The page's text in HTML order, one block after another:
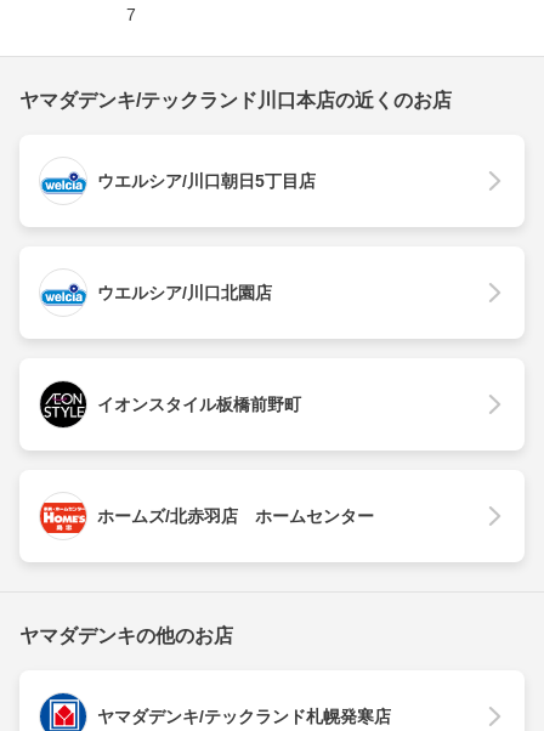
7
ヤマダデンキ/テックランド川口本店の近くのお店
ウエルシア/川口朝日5丁目店
ウエルシア/川口北園店
イオンスタイル板橋前野町
ホームズ/北赤羽店 ホームセンター
ヤマダデンキの他のお店
ヤマダデンキ/テックランド札幌発寒店